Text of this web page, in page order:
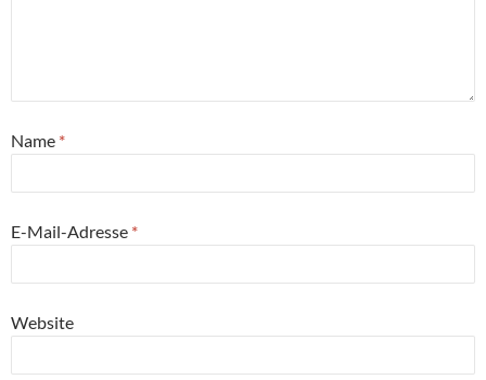
Name *
E-Mail-Adresse *
Website